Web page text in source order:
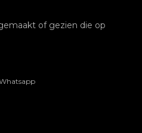
of gezien die op